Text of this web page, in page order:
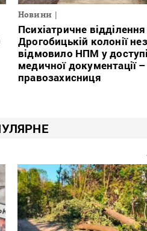
Новини
Психіатричне
Дрогобицькій колонії
відмовило НПМ у
медичної документації –
правозахисниця